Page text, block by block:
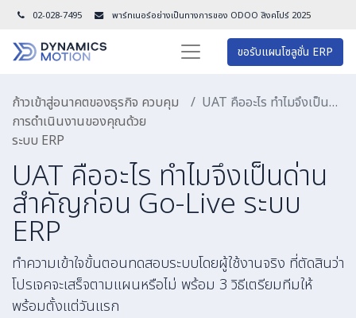
02-028-7495 พาร์ทเนอร์อย่างเป็นทางการของ ODOO สิงคโปร์ 2025
ขอรับแผนโซลูชั่น ERP
ก้าวเข้าสู่อนาคตของธุรกิจ ควบคุม
การดำเนินงานของคุณด้วย
ระบบ ERP
UAT คืออะไร ทำไมจึงเป็นด่านสำคัญก่อน Go-Live ระบบ ERP
UAT คืออะไร ทำไมจึงเป็นด่าน
สำคัญก่อน Go-Live ระบบ
ERP
ทำความเข้าใจขั้นตอนทดสอบระบบโดยผู้ใช้งานจริง ที่ตัดสินว่า
โปรเจคจะเสร็จตามแผนหรือไม่ พร้อม 3 วิธีเตรียมทีมให้
พร้อมตั้งแต่วันแรก